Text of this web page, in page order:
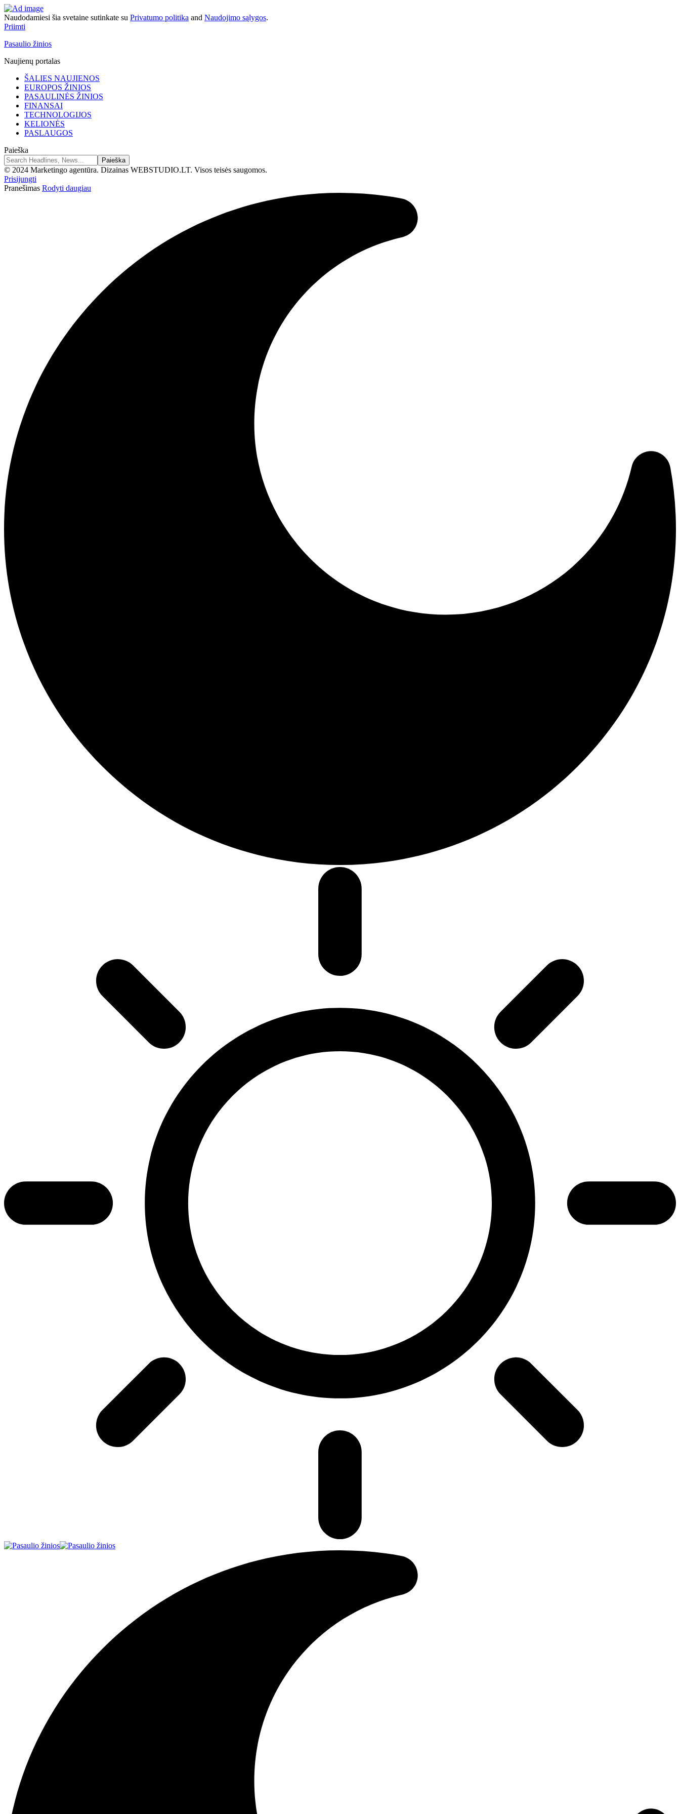
Naudodamiesi šia svetaine sutinkate su Privatumo politika and Naudojimo sąlygos.
Priimti
Pasaulio žinios
Naujienų portalas
ŠALIES NAUJIENOS
EUROPOS ŽINIOS
PASAULINĖS ŽINIOS
FINANSAI
TECHNOLOGIJOS
KELIONĖS
PASLAUGOS
Paieška
© 2024 Marketingo agentūra. Dizainas WEBSTUDIO.LT. Visos teisės saugomos.
Prisijungti
Pranešimas Rodyti daugiau